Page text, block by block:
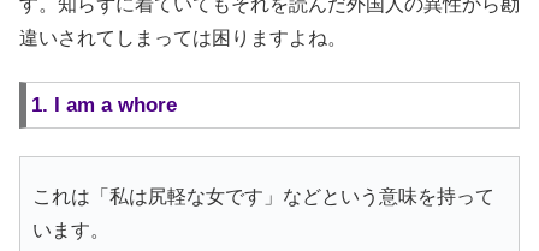
違いされてしまっては困りますよね。
1. I am a whore
これは「私は尻軽な女です」などという意味を持って
います。